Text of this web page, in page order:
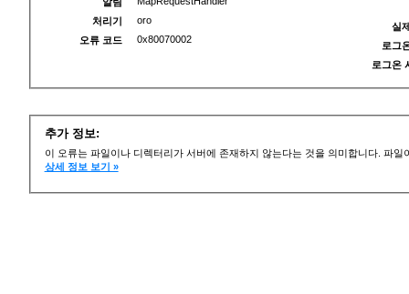
처리기
oro
오류 코드
0x80070002
실
로그
로그온
추가 정보:
이 오류는 파일이나 디렉터리가 서버에 존재하지 않는다는 것을 의미합니다. 파
상세 정보 보기 »